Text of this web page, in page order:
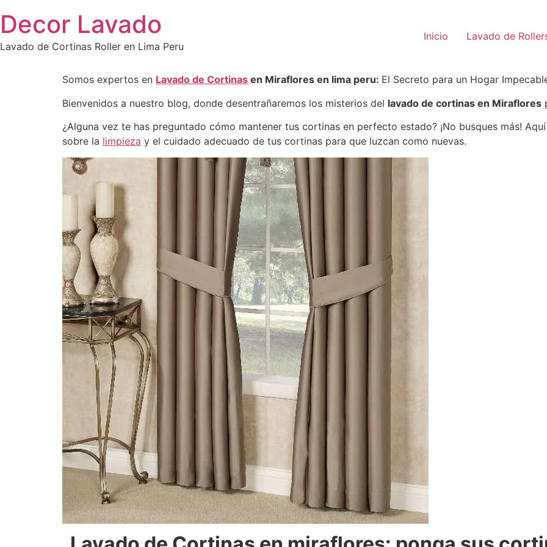
al
contenido
Decor Lavado
Lavado de Cortinas Roller en Lima Peru
Inicio Lavado de
Somos expertos en Lavado de Cortinas en Miraflores en lima peru: El Secreto para un Hogar
Bienvenidos a nuestro blog, donde desentrañaremos los misterios del lavado de cortinas en Miraflores
¿Alguna vez te has preguntado cómo mantener tus cortinas en perfecto estado? ¡No busques más!
sobre la limpieza y el cuidado adecuado de tus cortinas para que luzcan como nuevas.